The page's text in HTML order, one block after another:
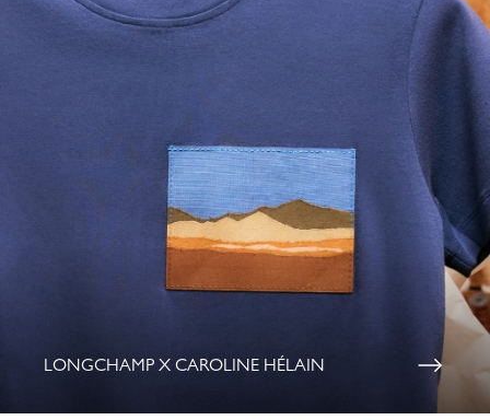
LONGCHAMP X CAROLINE HÉLAIN